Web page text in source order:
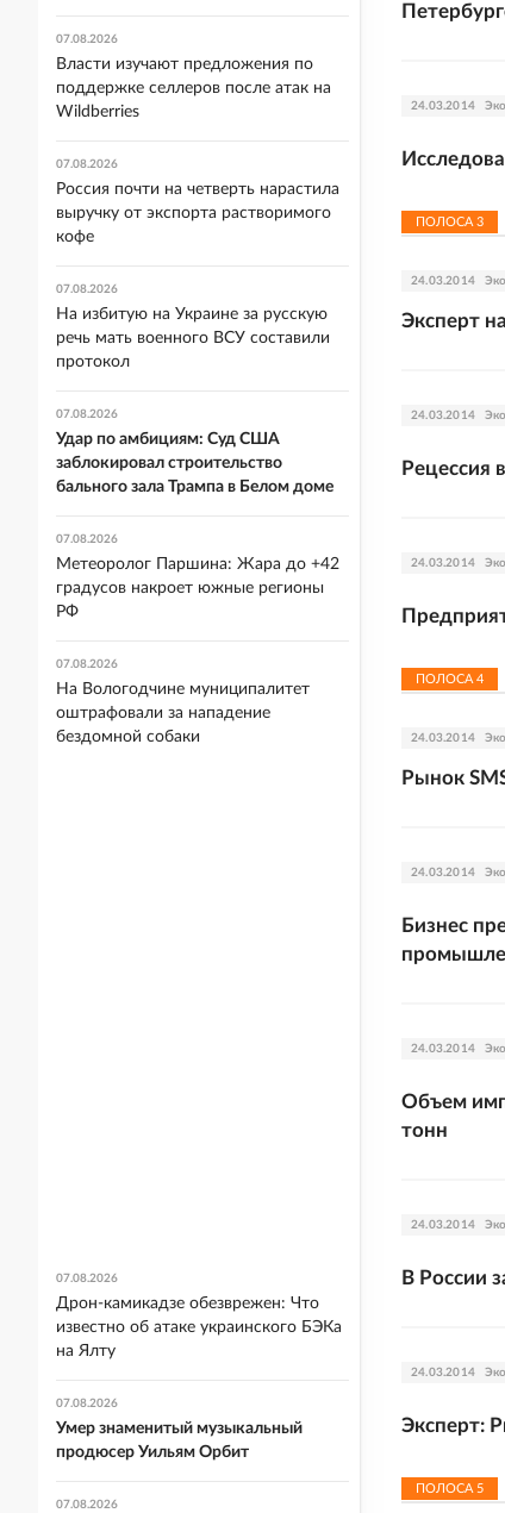
24.03.2014
ПОЛОСА 3
24.03.2014
Эксперт
24.03.2014
Рецессия
24.03.2014
ПОЛОСА 4
24.03.2014
Рынок
24.03.2014
Бизнес
24.03.2014
Объем
тонн
24.03.2014
В России
24.03.2014
Эксперт:
ПОЛОСА 5
07.08.2026
Власти изучают предложения по
поддержке селлеров после атак на
Wildberries
07.08.2026
Россия почти на четверть нарастила
выручку от экспорта растворимого
кофе
07.08.2026
На избитую на Украине за русскую
речь мать военного ВСУ составили
протокол
07.08.2026
Удар по амбициям: Суд США
заблокировал строительство
бального зала Трампа в Белом доме
07.08.2026
Метеоролог Паршина: Жара до +42
градусов накроет южные регионы
РФ
07.08.2026
На Вологодчине муниципалитет
оштрафовали за нападение
бездомной собаки
07.08.2026
Дрон-камикадзе обезврежен: Что
известно об атаке украинского БЭКа
на Ялту
07.08.2026
Умер знаменитый музыкальный
продюсер Уильям Орбит
07.08.2026